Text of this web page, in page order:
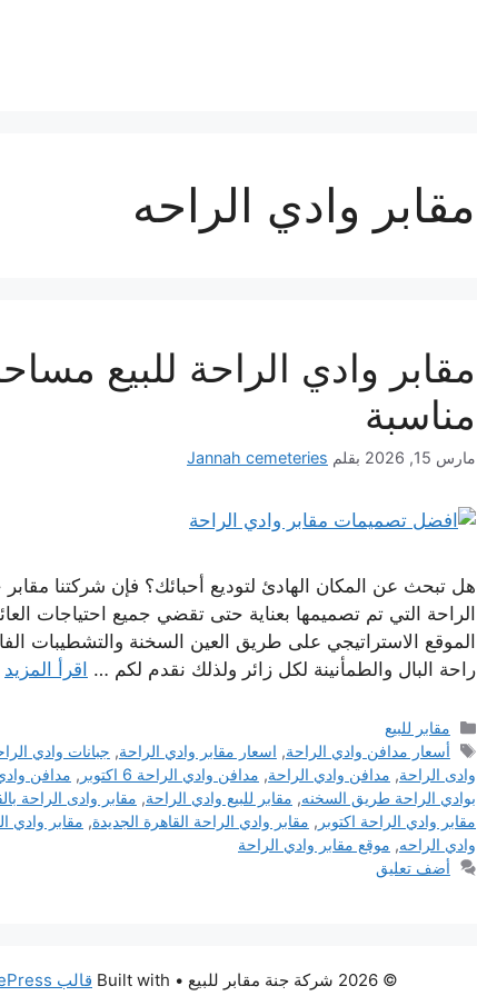
مقابر وادي الراحه
مقابر وادي الراحة للبيع
مناسبة
مارس 15, 2026 بقلم Jannah cemeteries
هل تبحث عن المكان الهادئ لتوديع أحبائك؟ فإن شركتنا
الراحة التي تم تصميمها بعناية حتى تقضي جميع احتياجات
الموقع الاستراتيجي على طريق العين السخنة والتشطيبات
راحة البال والطمأنينة لكل زائر ولذلك نقدم لكم … اقرأ المزيد
التصنيفات
مقابر للبيع
الوسوم
أسعار مدافن وادي الراحة, اسعار مقابر وادي الراحة, جبانات وادي
وادى الراحة, مدافن وادي الراحة, مدافن وادي الراحة 6 اكتوبر , مدافن
بوادي الراحة طريق السخنه, مقابر للبيع وادي الراحة, مقابر وادى الراحة
مقابر وادي الراحة اكتوبر , مقابر وادي الراحة القاهرة الجديدة, مقابر وادي
وادي الراحه, موقع مقابر وادي الراحة
أضف تعليق
© 2026 شركة جنة مقابر للبيع • Built with قالب GeneratePress